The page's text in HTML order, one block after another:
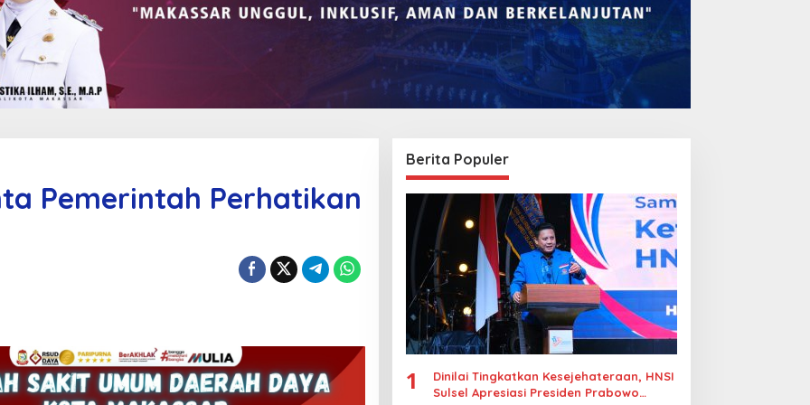
Pemerintah Perhatikan
Berita Populer
1
Dinilai Tingkatkan Kesejehateraan, HNSI
Sulsel Apresiasi Presiden Prabowo